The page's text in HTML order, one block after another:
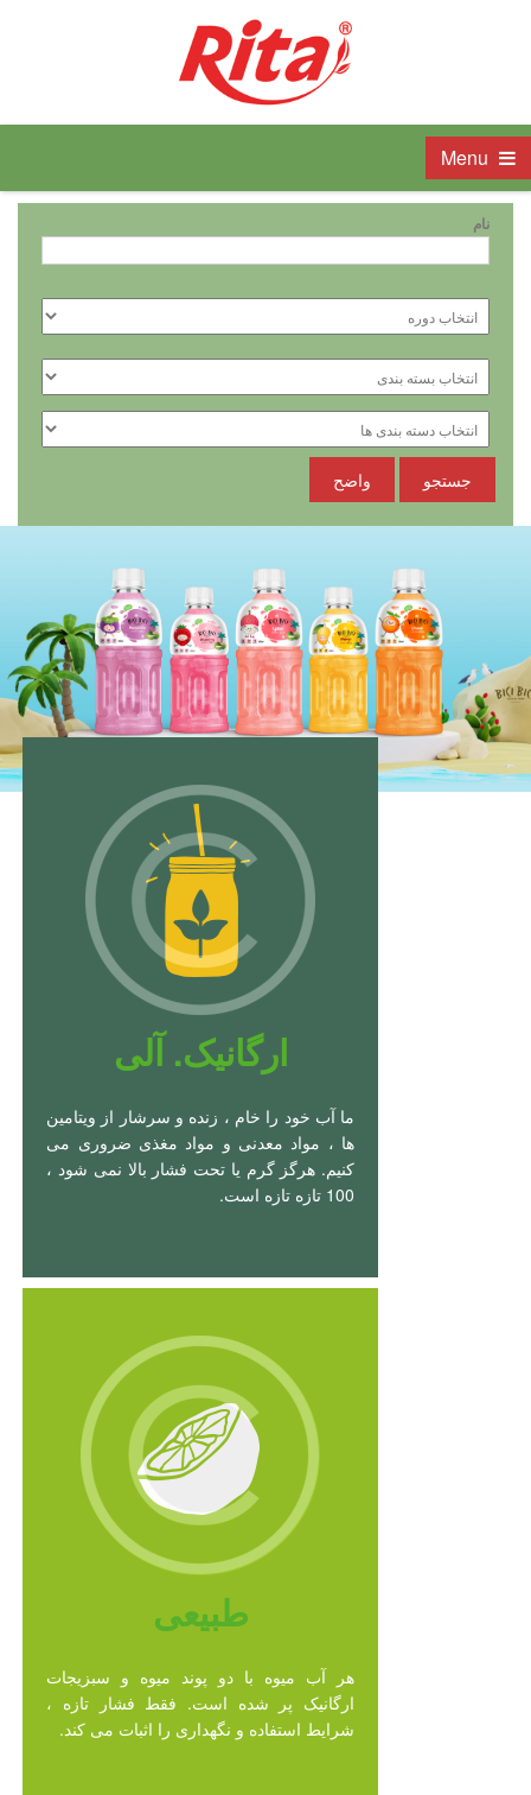
نام
جستجو واضح
ارگانیک. آلی
ما آب خود را خام ، زنده و سرشار از ویتامین
ها ، مواد معدنی و مواد مغذی ضروری می
کنیم. هرگز گرم یا تحت فشار بالا نمی شود ،
100 تازه تازه است.
طبیعی
هر آب میوه با دو پوند میوه و سبزیجات
ارگانیک پر شده است. فقط فشار تازه ،
شرایط استفاده و نگهداری را اثبات می کند.